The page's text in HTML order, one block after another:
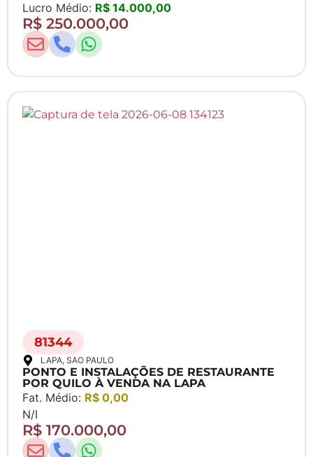
Lucro Médio: R$ 14.000,00
R$ 250.000,00
81344
LAPA, SAO PAULO
PONTO E INSTALAÇÕES DE RESTAURANTE
POR QUILO À VENDA NA LAPA
Fat. Médio: R$ 0,00
N/I
R$ 170.000,00